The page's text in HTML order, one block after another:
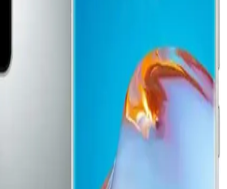
ve Piyasa Analizi Türkiye
ve Türkiye'deki ikinci el fiyatları,
ipuçları detaylı şekilde analiz edilerek
Girişimcilik Dünyasında
Pazar Yeri ve Alım Satım